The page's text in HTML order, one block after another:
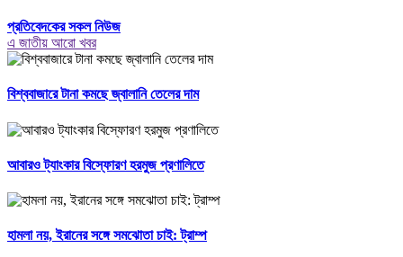
প্রতিবেদকের সকল নিউজ
এ জাতীয় আরো খবর
বিশ্ববাজারে টানা কমছে জ্বালানি তেলের দাম
আবারও ট্যাংকার বিস্ফোরণ হরমুজ প্রণালিতে
হামলা নয়, ইরানের সঙ্গে সমঝোতা চাই: ট্রাম্প